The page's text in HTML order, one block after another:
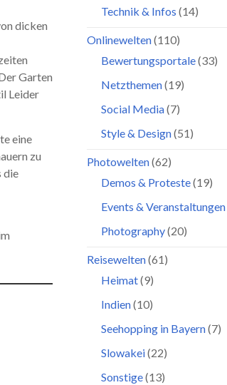
dicken
Garten
Leider
eine
zu
die
Technik & Infos (14)
Onlinewelten(110)
Bewertungsportale(33)
Netzthemen(19)
Social Media(7)
Style & Design(51)
Photowelten(62)
Demos & Proteste(19)
Events & Veranstaltungen
Photography(20)
Reisewelten(61)
Heimat(9)
Indien(10)
Seehopping in Bayern(7)
Slowakei(22)
Sonstige(13)